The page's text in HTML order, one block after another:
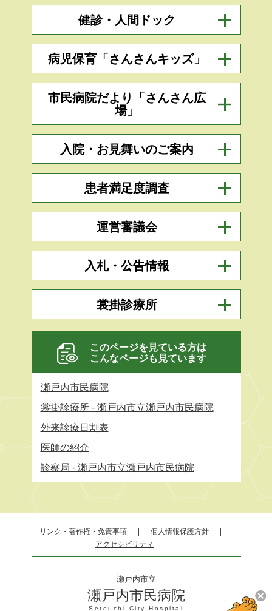
健診・人間ドック
病児保育「さんさんキッズ」
市民病院だより「さんさん広
場」
入院・お見舞いのご案内
患者満足度調査
運営審議会
入札・公告情報
裳掛診療所
このページを見ている方は
こんなページも見ています
瀬戸内市民病院
裳掛診療所 - 瀬戸内市立瀬戸内市民病院
外来診療日割表
医師の紹介
診察局 - 瀬戸内市立瀬戸内市民病院
リンク・著作権・免責事項
個人情報保護方針
アクセシビリティ
瀬戸内市立
瀬戸内市民病院
Setouchi City Hospital